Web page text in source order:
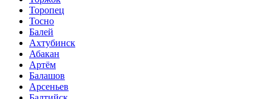
Торопец
Тосно
Балей
Ахтубинск
Абакан
Артём
Балашов
Арсеньев